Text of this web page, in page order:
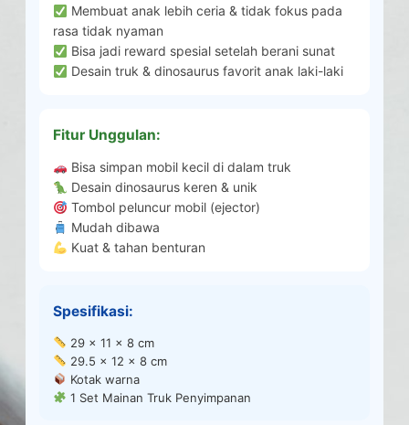
Membuat anak lebih ceria & tidak fokus pada
rasa tidak nyaman
Bisa jadi reward spesial setelah berani sunat
Desain truk & dinosaurus favorit anak laki-laki
Fitur Unggulan:
Bisa simpan mobil kecil di dalam truk
Desain dinosaurus keren & unik
Tombol peluncur mobil (ejector)
Mudah dibawa
Kuat & tahan benturan
Spesifikasi:
29 x 11 x 8 cm
29.5 x 12 x 8 cm
Kotak warna
1 Set Mainan Truk Penyimpanan